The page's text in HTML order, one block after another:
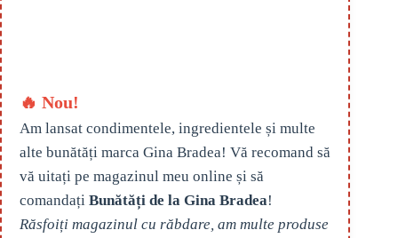
🔥 Nou!
Am lansat condimentele, ingredientele și multe
alte bunătăți marca Gina Bradea! Vă recomand să
vă uitați pe magazinul meu online și să
comandați Bunătăți de la Gina Bradea!
Răsfoiți magazinul cu răbdare, am multe produse